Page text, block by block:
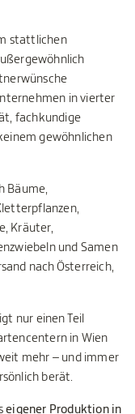
stattlichen
in vierter
fachkundige
gewöhnlichen
Bäume,
Kräuter,
und Samen
nach Österreich,
nur einen Teil
in Wien
mehr – und immer
berät.
eigener Produktion in